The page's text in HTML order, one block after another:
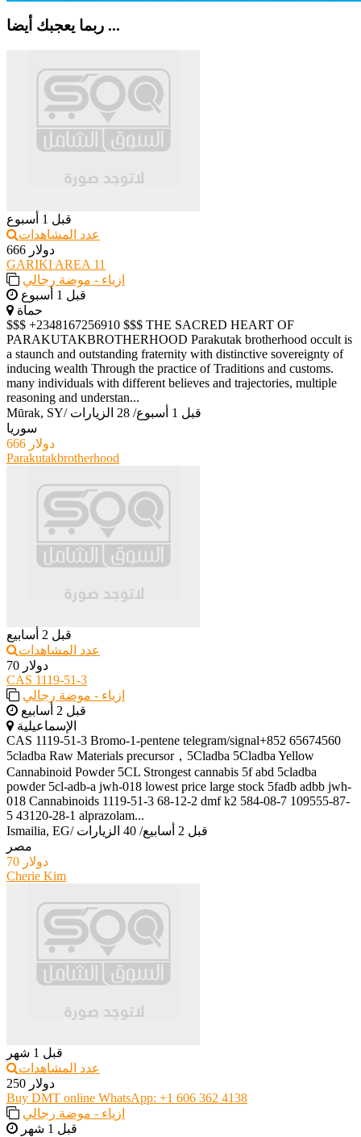
ربما يعجبك أيضا ...
قبل 1 أسبوع
عدد المشاهدات
666 دولار
GARIKI AREA 11
ازياء - موضة رجالي
قبل 1 أسبوع
حماة
$$$ +2348167256910 $$$ THE SACRED HEART OF
PARAKUTAKBROTHERHOOD Parakutak brotherhood occult is
a staunch and outstanding fraternity with distinctive sovereignty of
inducing wealth Through the practice of Traditions and customs.
many individuals with different believes and trajectories, multiple
reasoning and understan...
Mūrak, SY/ قبل 1 أسبوع / 28 الزيارات
سوريا
666 دولار
Parakutakbrotherhood
قبل 2 أسابيع
عدد المشاهدات
70 دولار
CAS 1119-51-3
ازياء - موضة رجالي
قبل 2 أسابيع
الإسماعيلية
CAS 1119-51-3 Bromo-1-pentene telegram/signal+852 65674560
5cladba Raw Materials precursor，5Cladba 5Cladba Yellow
Cannabinoid Powder 5CL Strongest cannabis 5f abd 5cladba
powder 5cl-adb-a jwh-018 lowest price large stock 5fadb adbb jwh-
018 Cannabinoids 1119-51-3 68-12-2 dmf k2 584-08-7 109555-87-
5 43120-28-1 alprazolam...
Ismailia, EG/ قبل 2 أسابيع / 40 الزيارات
مصر
70 دولار
Cherie Kim
قبل 1 شهر
عدد المشاهدات
250 دولار
Buy DMT online WhatsApp: +1 606 362 4138
ازياء - موضة رجالي
قبل 1 شهر